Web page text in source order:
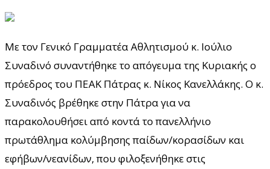
Με τον Γενικό Γραμματέα Αθλητισμού κ. Ιούλιο
Συναδινό συναντήθηκε το απόγευμα της Κυριακής ο
πρόεδρος του ΠΕΑΚ Πάτρας κ. Νίκος Κανελλάκης. Ο κ.
Συναδινός βρέθηκε στην Πάτρα για να
παρακολουθήσει από κοντά το πανελλήνιο
πρωτάθλημα κολύμβησης παίδων/κορασίδων και
εφήβων/νεανίδων, που φιλοξενήθηκε στις